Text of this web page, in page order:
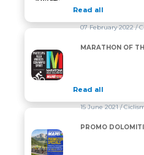
Read all
MARATHON OF THE
07 February 2022/
MARATHON OF
Read all
PROMO DOLOMITI
15 June 2021/
PROMO DOLOMITI